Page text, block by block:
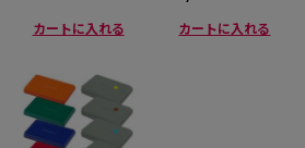
カートに入れる カートに入れる